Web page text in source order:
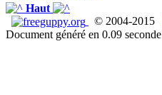
Haut
© 2004-2015
Document généré en 0.09 seconde